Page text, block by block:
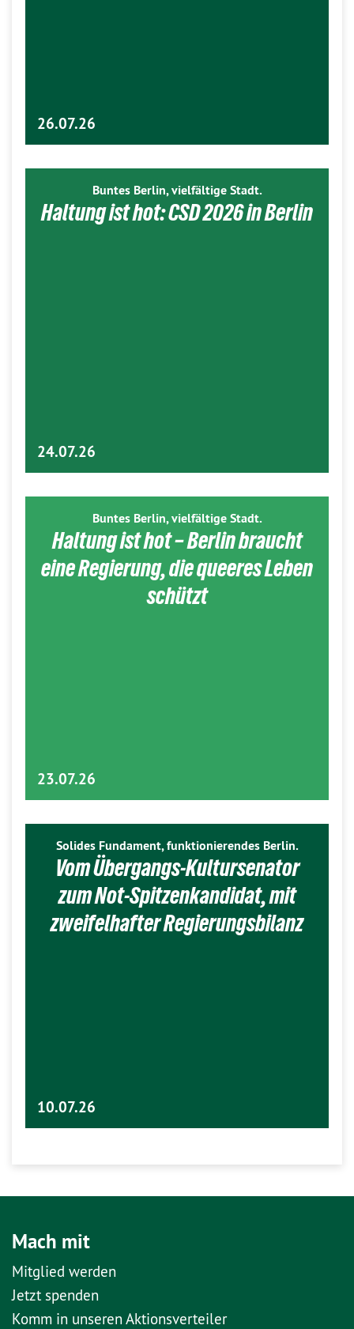
26.07.26
Buntes Berlin, vielfältige Stadt.
Haltung ist hot: CSD 2026 in Berlin
24.07.26
Buntes Berlin, vielfältige Stadt.
Haltung ist hot – Berlin braucht
eine Regierung, die queeres Leben
schützt
23.07.26
Solides Fundament, funktionierendes Berlin.
Vom Übergangs-Kultursenator
zum Not-Spitzenkandidat, mit
zweifelhafter Regierungsbilanz
10.07.26
Mach mit
Mitglied werden
Jetzt spenden
Komm in unseren Aktionsverteiler